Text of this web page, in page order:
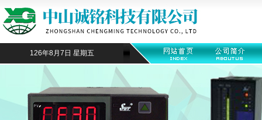
126年8月7日 星期五